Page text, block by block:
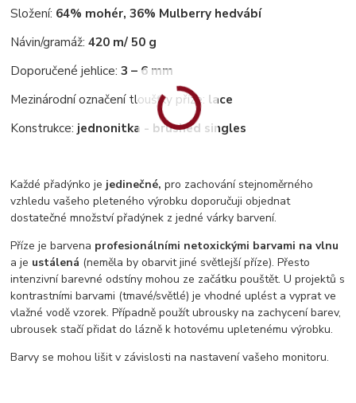
Složení: 64% mohér, 36% Mulberry hedvábí
Návin/gramáž:420 m/ 50 g
Doporučené jehlice:3 – 6 mm
Mezinárodní označení tloušťky příze: lace
Konstrukce: jednonitka - brushed singles
Každé přadýnko je jedinečné, pro zachování stejnoměrného
vzhledu vašeho pleteného výrobku doporučuji objednat
dostatečné množství přadýnek z jedné várky barvení.
Příze je barvena profesionálními netoxickými barvami na vlnu
a je ustálená (neměla by obarvit jiné světlejší příze). Přesto
intenzivní barevné odstíny mohou ze začátku pouštět. U projektů s
kontrastními barvami (tmavé/světlé) je vhodné uplést a vyprat ve
vlažné vodě vzorek. Případně použít ubrousky na zachycení barev,
ubrousek stačí přidat do lázně k hotovému upletenému výrobku.
Barvy se mohou lišit v závislosti na nastavení vašeho monitoru.